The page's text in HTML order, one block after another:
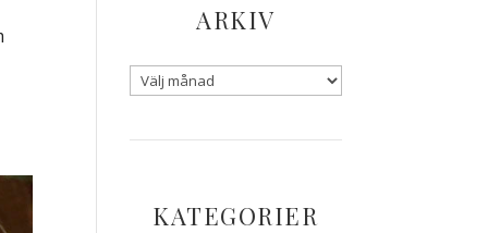
ARKIV
KATEGORIER